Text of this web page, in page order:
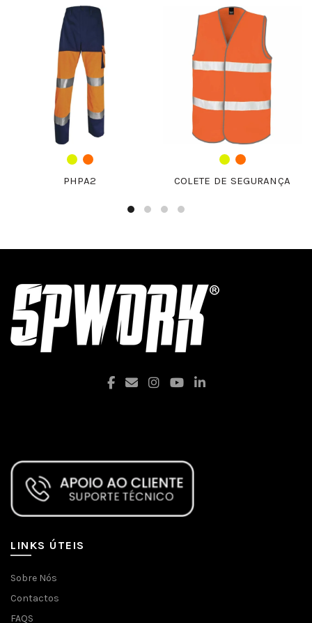
PHPA2 COLETE DE SEGURANÇA
LINKS ÚTEIS
Sobre Nós
Contactos
FAQS